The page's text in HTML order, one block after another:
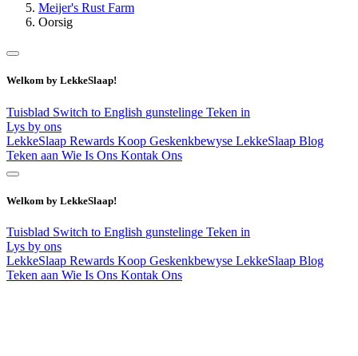
Meijer's Rust Farm
Oorsig
Welkom by LekkeSlaap!
Tuisblad Switch to English gunstelinge Teken in
Lys by ons
LekkeSlaap Rewards Koop Geskenkbewyse LekkeSlaap Blog
Teken aan Wie Is Ons Kontak Ons
Welkom by LekkeSlaap!
Tuisblad Switch to English gunstelinge Teken in
Lys by ons
LekkeSlaap Rewards Koop Geskenkbewyse LekkeSlaap Blog
Teken aan Wie Is Ons Kontak Ons